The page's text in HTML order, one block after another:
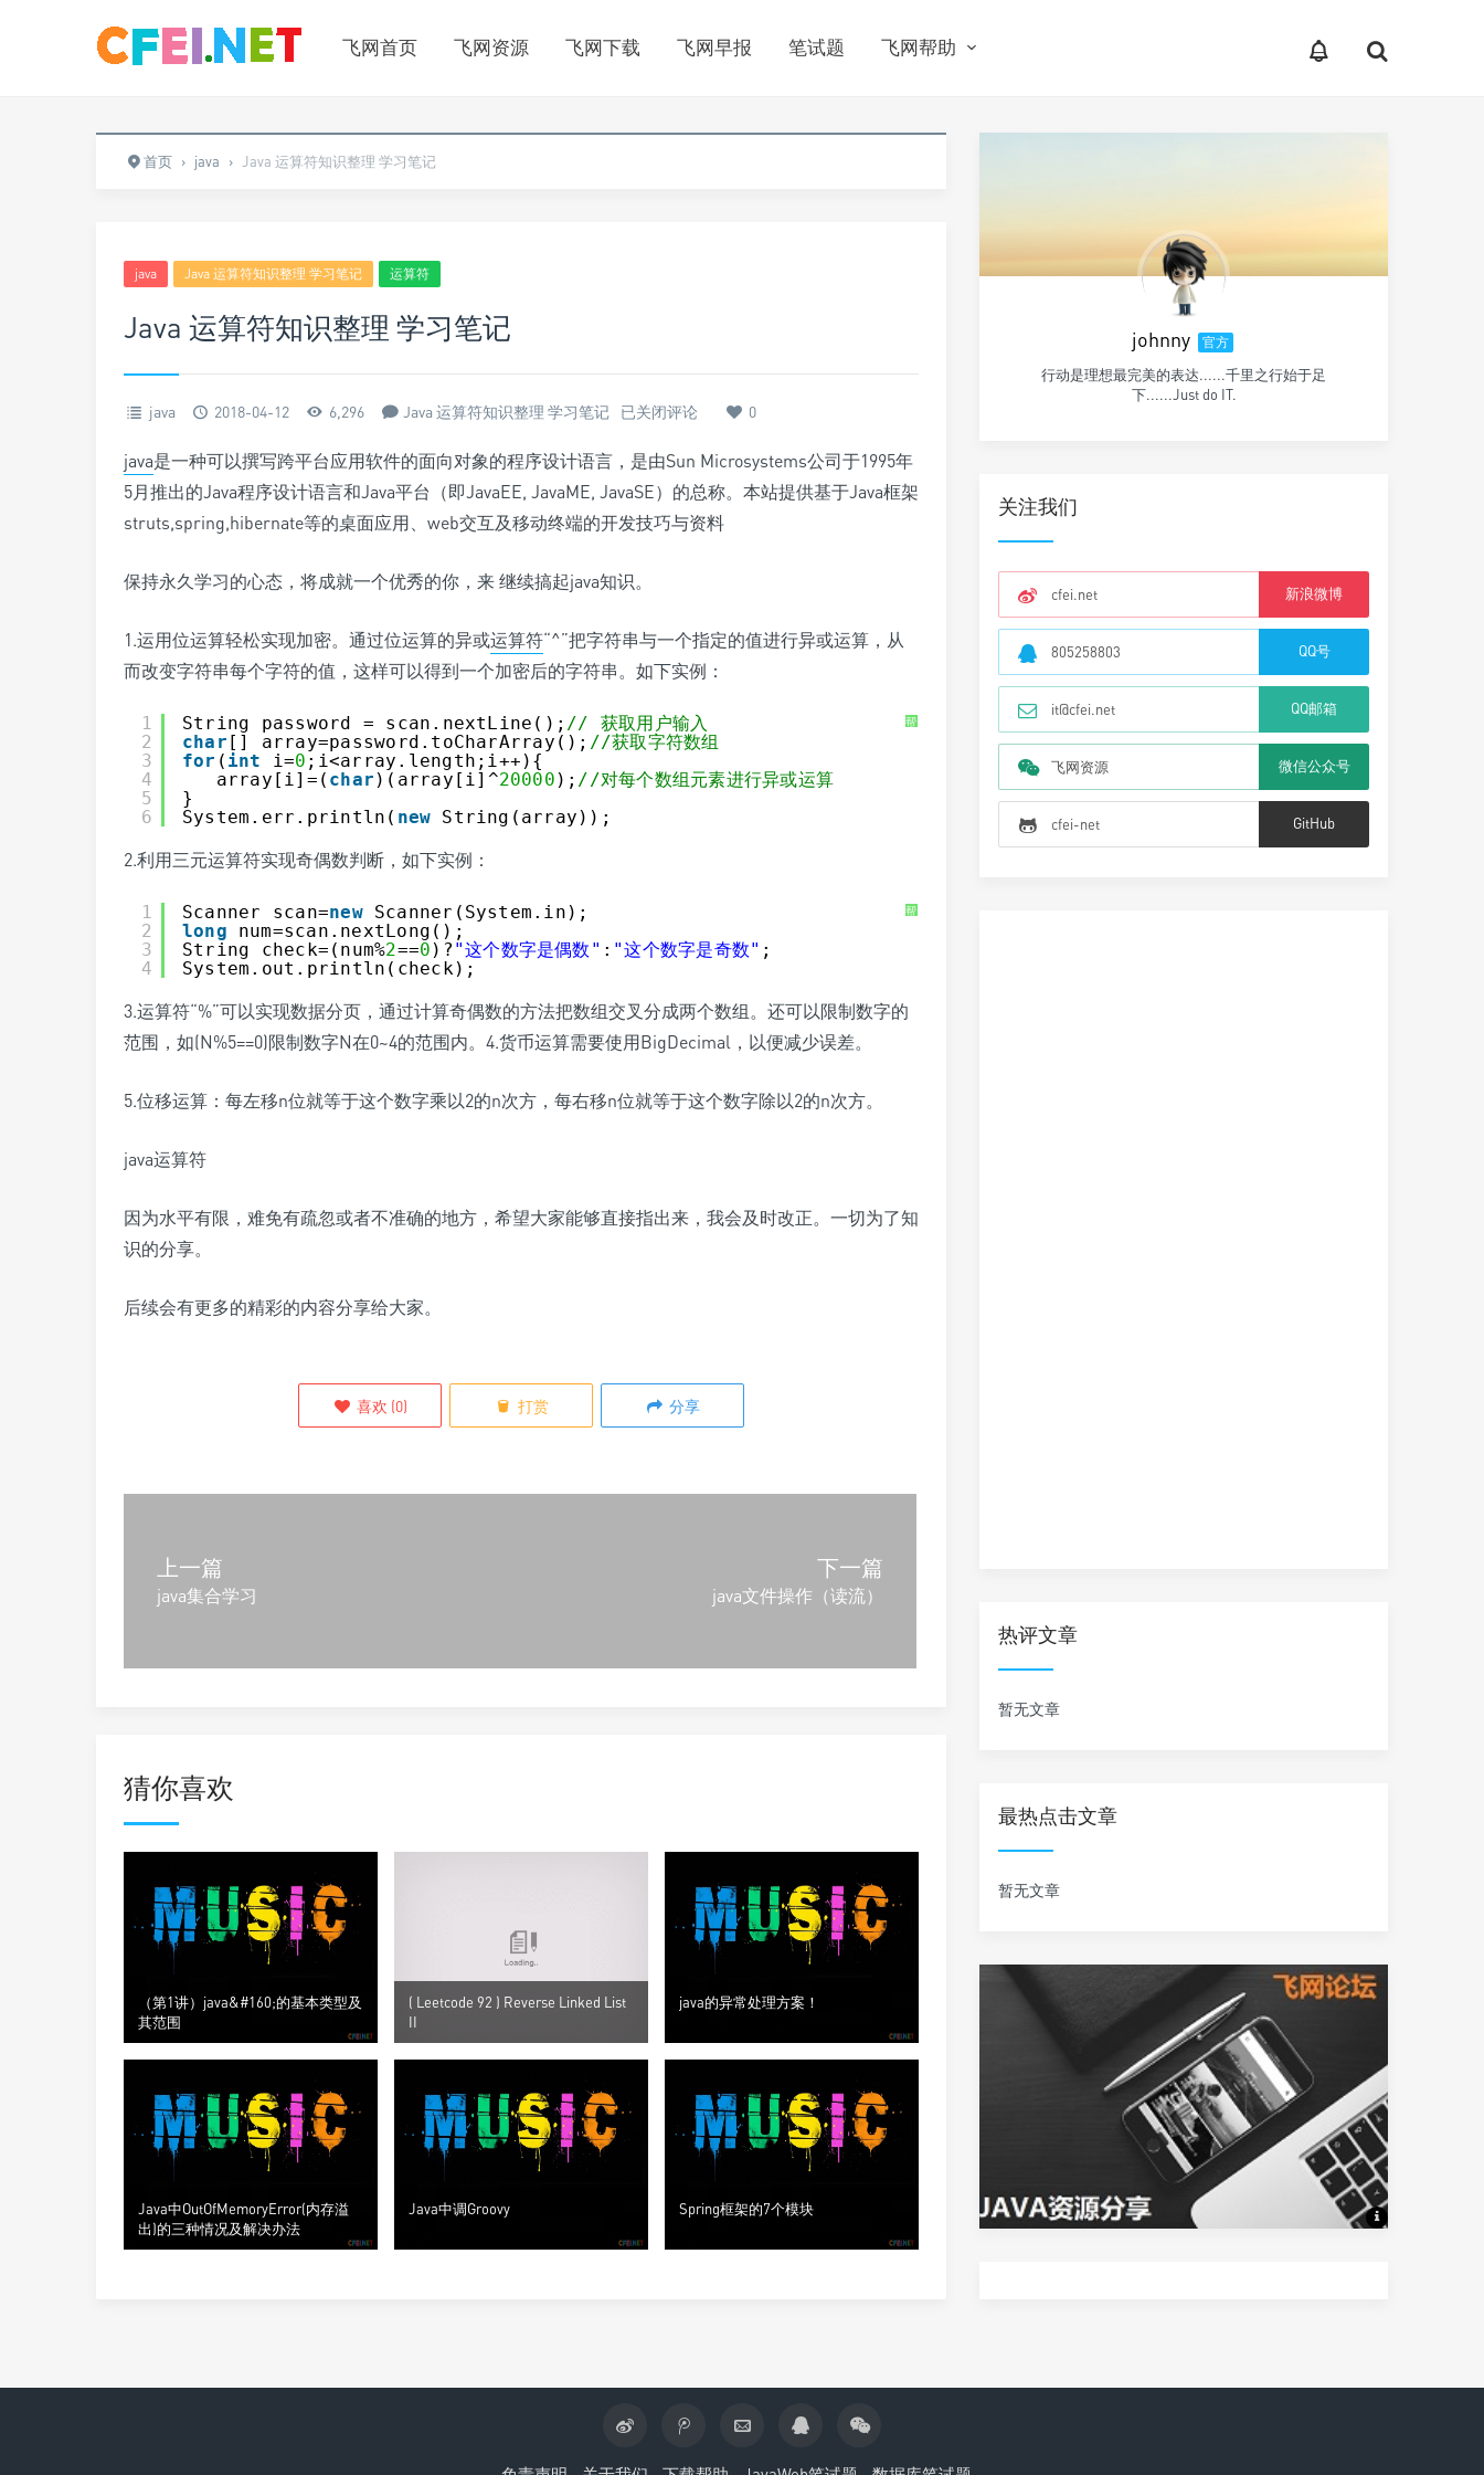
飞网首页 飞网资源 飞网下载 飞网早报 笔试题 飞网帮助
首页 › java › Java 运算符知识整理 学习笔记
java Java 运算符知识整理 学习笔记 运算符
Java 运算符知识整理 学习笔记
java 2018-04-12 6,296 Java 运算符知识整理 学习笔记 已关闭评论 0
java是一种可以撰写跨平台应用软件的面向对象的程序设计语言，是由Sun Microsystems公司于1995年
5月推出的Java程序设计语言和Java平台（即JavaEE, JavaME, JavaSE）的总称。本站提供基于Java框架
struts,spring,hibernate等的桌面应用、web交互及移动终端的开发技巧与资料
保持永久学习的心态，将成就一个优秀的你，来 继续搞起java知识。
1.运用位运算轻松实现加密。通过位运算的异或运算符“^”把字符串与一个指定的值进行异或运算，从
而改变字符串每个字符的值，这样可以得到一个加密后的字符串。如下实例：
帮
1
2
3
4
5
6
String password = scan.nextLine(); // 获取用户输入
char [] array=password.toCharArray(); //获取字符数组
for ( int i=0 ;i<array.length;i++){
array[i]=( char )(array[i]^20000 ); //对每个数组元素进行异或运算
}
System.err.println( new String(array));
2.利用三元运算符实现奇偶数判断，如下实例：
帮
1
2
3
4
Scanner scan=new Scanner(System.in);
long
num=scan.nextLong();
String check=(num%2==0 )? "这个数字是偶数" : "这个数字是奇数" ;
System.out.println(check);
3.运算符“%”可以实现数据分页，通过计算奇偶数的方法把数组交叉分成两个数组。还可以限制数字的
范围，如(N%5==0)限制数字N在0~4的范围内。4.货币运算需要使用BigDecimal，以便减少误差。
5.位移运算：每左移n位就等于这个数字乘以2的n次方，每右移n位就等于这个数字除以2的n次方。
java运算符
因为水平有限，难免有疏忽或者不准确的地方，希望大家能够直接指出来，我会及时改正。一切为了知
识的分享。
后续会有更多的精彩的内容分享给大家。
喜欢 (0) 打赏 分享
上一篇
java集合学习
下一篇
java文件操作（读流）
猜你喜欢
（第1讲）java&#160;的基本类型及
其范围
( Leetcode 92 ) Reverse Linked List
II
java的异常处理方案！
Java中OutOfMemoryError(内存溢
出)的三种情况及解决办法
Java中调Groovy Spring框架的7个模块
johnny 官方
行动是理想最完美的表达......千里之行始于足
下......Just do IT.
关注我们
cfei.net 新浪微博
805258803 QQ号
it@cfei.net QQ邮箱
飞网资源 微信公众号
cfei-net GitHub
热评文章
暂无文章
最热点击文章
暂无文章
Java资源分享